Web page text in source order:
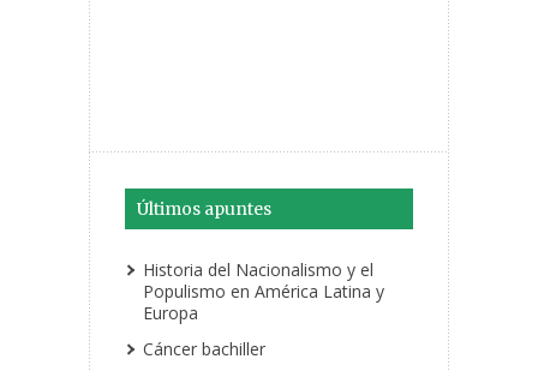
Últimos apuntes
Historia del Nacionalismo y el
Populismo en América Latina y
Europa
Cáncer bachiller